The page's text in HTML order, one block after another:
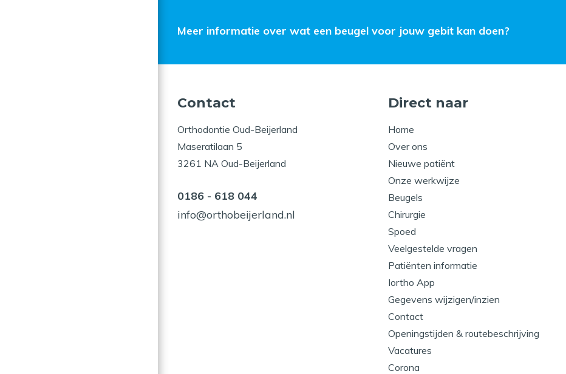
Meer informatie over wat een beugel voor jouw gebit kan doen?
Contact
Orthodontie Oud-Beijerland
Maseratilaan 5
3261 NA Oud-Beijerland
0186 - 618 044
info@orthobeijerland.nl
Direct naar
Home
Over ons
Nieuwe patiënt
Onze werkwijze
Beugels
Chirurgie
Spoed
Veelgestelde vragen
Patiënten informatie
Iortho App
Gegevens wijzigen/inzien
Contact
Openingstijden & routebeschrijving
Vacatures
Corona